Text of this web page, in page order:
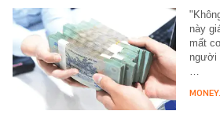
này
mất
người
…